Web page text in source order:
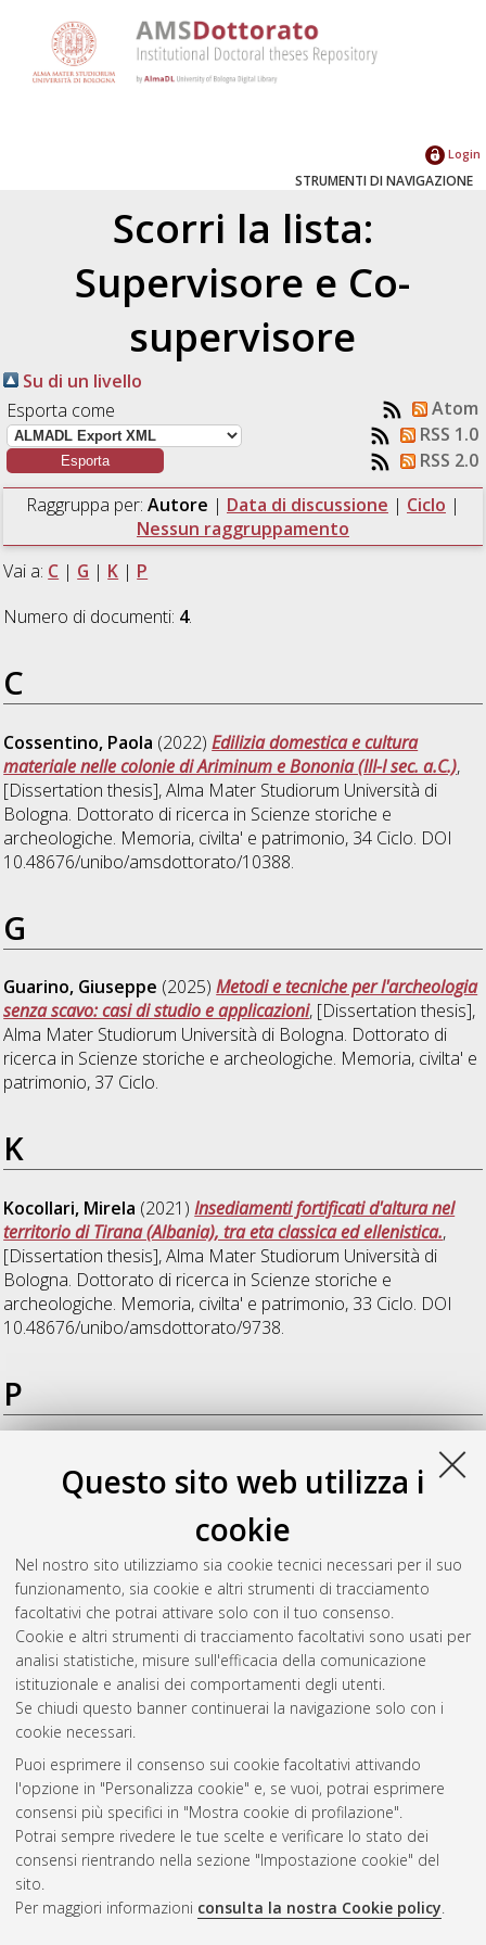
Questo sito web utilizza i
cookie
Nel nostro sito utilizziamo sia cookie tecnici necessari per il suo
funzionamento, sia cookie e altri strumenti di tracciamento
facoltativi che potrai attivare solo con il tuo consenso.
Cookie e altri strumenti di tracciamento facoltativi sono usati per
analisi statistiche, misure sull'efficacia della comunicazione
istituzionale e analisi dei comportamenti degli utenti.
Se chiudi questo banner continuerai la navigazione solo con i
cookie necessari.
Puoi esprimere il consenso sui cookie facoltativi attivando
l'opzione in "Personalizza cookie" e, se vuoi, potrai esprimere
consensi più specifici in "Mostra cookie di profilazione".
Potrai sempre rivedere le tue scelte e verificare lo stato dei
consensi rientrando nella sezione "Impostazione cookie" del
sito.
Per maggiori informazioni consulta la nostra Cookie policy.
Login
STRUMENTI DI NAVIGAZIONE
Scorri la lista:
Supervisore e Co-
supervisore
Su di un livello
Esporta come
Atom
RSS 1.0
RSS 2.0
Raggruppa per: Autore | Data di discussione | Ciclo |
Nessun raggruppamento
Vai a: C | G | K | P
Numero di documenti: 4.
C
Cossentino, Paola (2022)Edilizia domestica e cultura
materiale nelle colonie di Ariminum e Bononia (III-I sec. a.C.),
[Dissertation thesis], Alma Mater Studiorum Università di
Bologna. Dottorato di ricerca in Scienze storiche e
archeologiche. Memoria, civilta' e patrimonio, 34 Ciclo. DOI
10.48676/unibo/amsdottorato/10388.
G
Guarino, Giuseppe (2025)Metodi e tecniche per l'archeologia
senza scavo: casi di studio e applicazioni, [Dissertation thesis],
Alma Mater Studiorum Università di Bologna. Dottorato di
ricerca in Scienze storiche e archeologiche. Memoria, civilta' e
patrimonio, 37 Ciclo.
K
Kocollari, Mirela (2021)Insediamenti fortificati d'altura nel
territorio di Tirana (Albania), tra eta classica ed ellenistica.,
[Dissertation thesis], Alma Mater Studiorum Università di
Bologna. Dottorato di ricerca in Scienze storiche e
archeologiche. Memoria, civilta' e patrimonio, 33 Ciclo. DOI
10.48676/unibo/amsdottorato/9738.
P
Il popolamento della media
valle dell'Aso durante le prime fasi della romanizzazione,
evoluzione e ruolo dei complessi santuariali., [Dissertation
thesis], Alma Mater Studiorum Università di Bologna.
Scienze storiche e archeologiche.
Memoria, civilta' e patrimonio, 36 Ciclo. DOI
10.48676/unibo/amsdottorato/11656.
Questa lista e' stata generata ilSat Aug 8 20:47:46 2026
Atom
Rss 1.0
Rss 2.0
ISSN: 2038-7946